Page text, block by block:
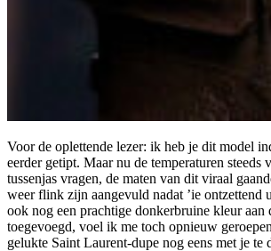
Voor de oplettende lezer: ik heb je dit model
eerder getipt. Maar nu de temperaturen steeds
tussenjas vragen, de maten van dit viraal
weer flink zijn aangevuld nadat ’ie ontzettend
ook nog een prachtige donkerbruine kleur aan
toegevoegd, voel ik me toch opnieuw
gelukte Saint Laurent-dupe nog eens met je te